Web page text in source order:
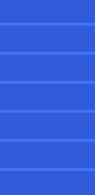
۷ (زیرنویس) منتشر